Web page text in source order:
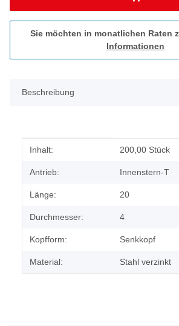
Sie möchten in monatlichen Raten
Informationen
Beschreibung
Produkteigenschaft
Wert
Inhalt: 200,00 Stück
Antrieb: Innenstern-T
Länge: 20
Durchmesser: 4
Kopfform: Senkkopf
Material: Stahl verzinkt